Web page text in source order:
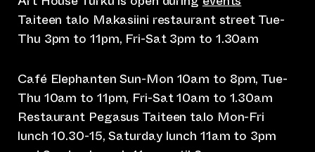
Taiteen talo Makasiini restaurant street Tue-
Thu 3pm to 11pm, Fri-Sat 3pm to 1.30am
Café Elephanten Sun-Mon 10am to 8pm, Tue-
Thu 10am to 11pm, Fri-Sat 10am to 1.30am
Restaurant Pegasus Taiteen talo Mon-Fri
lunch 10.30-15, Saturday lunch 11am to 3pm